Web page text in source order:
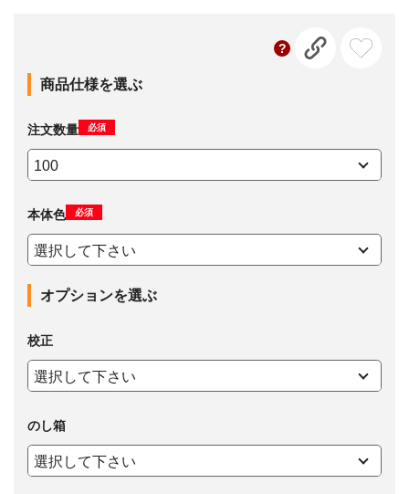
商品仕様を選ぶ
注文数量 必須
本体色 必須
オプションを選ぶ
校正
のし箱